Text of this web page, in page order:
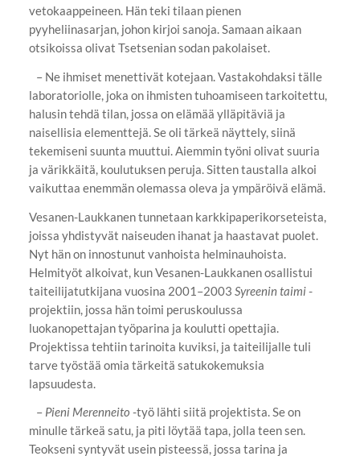
vetokaappeineen. Hän teki tilaan pienen
pyyheliinasarjan, johon kirjoi sanoja. Samaan aikaan
otsikoissa olivat Tsetsenian sodan pakolaiset.
– Ne ihmiset menettivät kotejaan. Vastakohdaksi tälle
laboratoriolle, joka on ihmisten tuhoamiseen tarkoitettu,
halusin tehdä tilan, jossa on elämää ylläpitäviä ja
naisellisia elementtejä. Se oli tärkeä näyttely, siinä
tekemiseni suunta muuttui. Aiemmin työni olivat suuria
ja värikkäitä, koulutuksen peruja. Sitten taustalla alkoi
vaikuttaa enemmän olemassa oleva ja ympäröivä elämä.
Vesanen-Laukkanen tunnetaan karkkipaperikorseteista,
joissa yhdistyvät naiseuden ihanat ja haastavat puolet.
Nyt hän on innostunut vanhoista helminauhoista.
Helmityöt alkoivat, kun Vesanen-Laukkanen osallistui
taiteilijatutkijana vuosina 2001–2003 Syreenin taimi-
projektiin, jossa hän toimi peruskoulussa
luokanopettajan työparina ja koulutti opettajia.
Projektissa tehtiin tarinoita kuviksi, ja taiteilijalle tuli
tarve työstää omia tärkeitä satukokemuksia
lapsuudesta.
– Pieni Merenneito -työ lähti siitä projektista. Se on
minulle tärkeä satu, ja piti löytää tapa, jolla teen sen.
Teokseni syntyvät usein pisteessä, jossa tarina ja